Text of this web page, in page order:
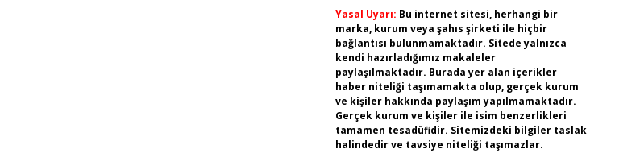
Yasal Uyarı: Bu internet sitesi, herhangi bir
marka, kurum veya şahıs şirketi ile hiçbir
bağlantısı bulunmamaktadır. Sitede yalnızca
kendi hazırladığımız makaleler
paylaşılmaktadır. Burada yer alan içerikler
haber niteliği taşımamakta olup, gerçek kurum
ve kişiler hakkında paylaşım yapılmamaktadır.
Gerçek kurum ve kişiler ile isim benzerlikleri
tamamen tesadüfidir. Sitemizdeki bilgiler taslak
halindedir ve tavsiye niteliği taşımazlar.